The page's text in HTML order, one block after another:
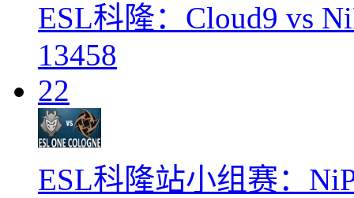
ESL科隆：Cloud9 vs
13458
22
ESL科隆站小组赛：